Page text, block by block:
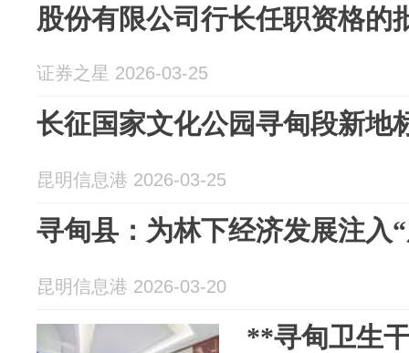
股份有限公司行长任职资格的
证券之星 2026-03-25
长征国家文化公园寻甸段新地
昆明信息港 2026-03-25
寻甸县：为林下经济发展注入
昆明信息港 2026-03-20
**寻甸卫生